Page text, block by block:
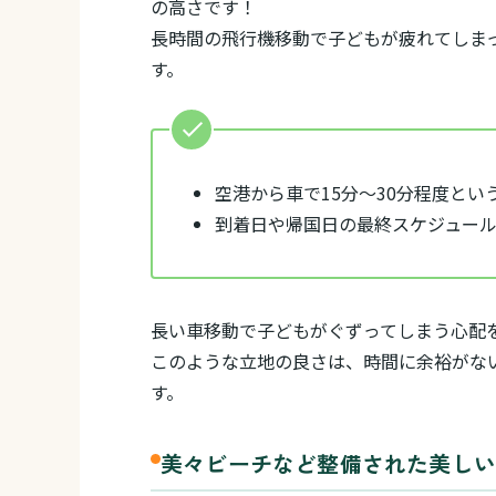
の高さです！
長時間の飛行機移動で子どもが疲れてし
す。
空港から車で15分〜30分程度とい
到着日や帰国日の最終スケジュー
長い車移動で子どもがぐずってしまう心
このような立地の良さは、時間に余裕が
す。
美々ビーチなど整備された美し